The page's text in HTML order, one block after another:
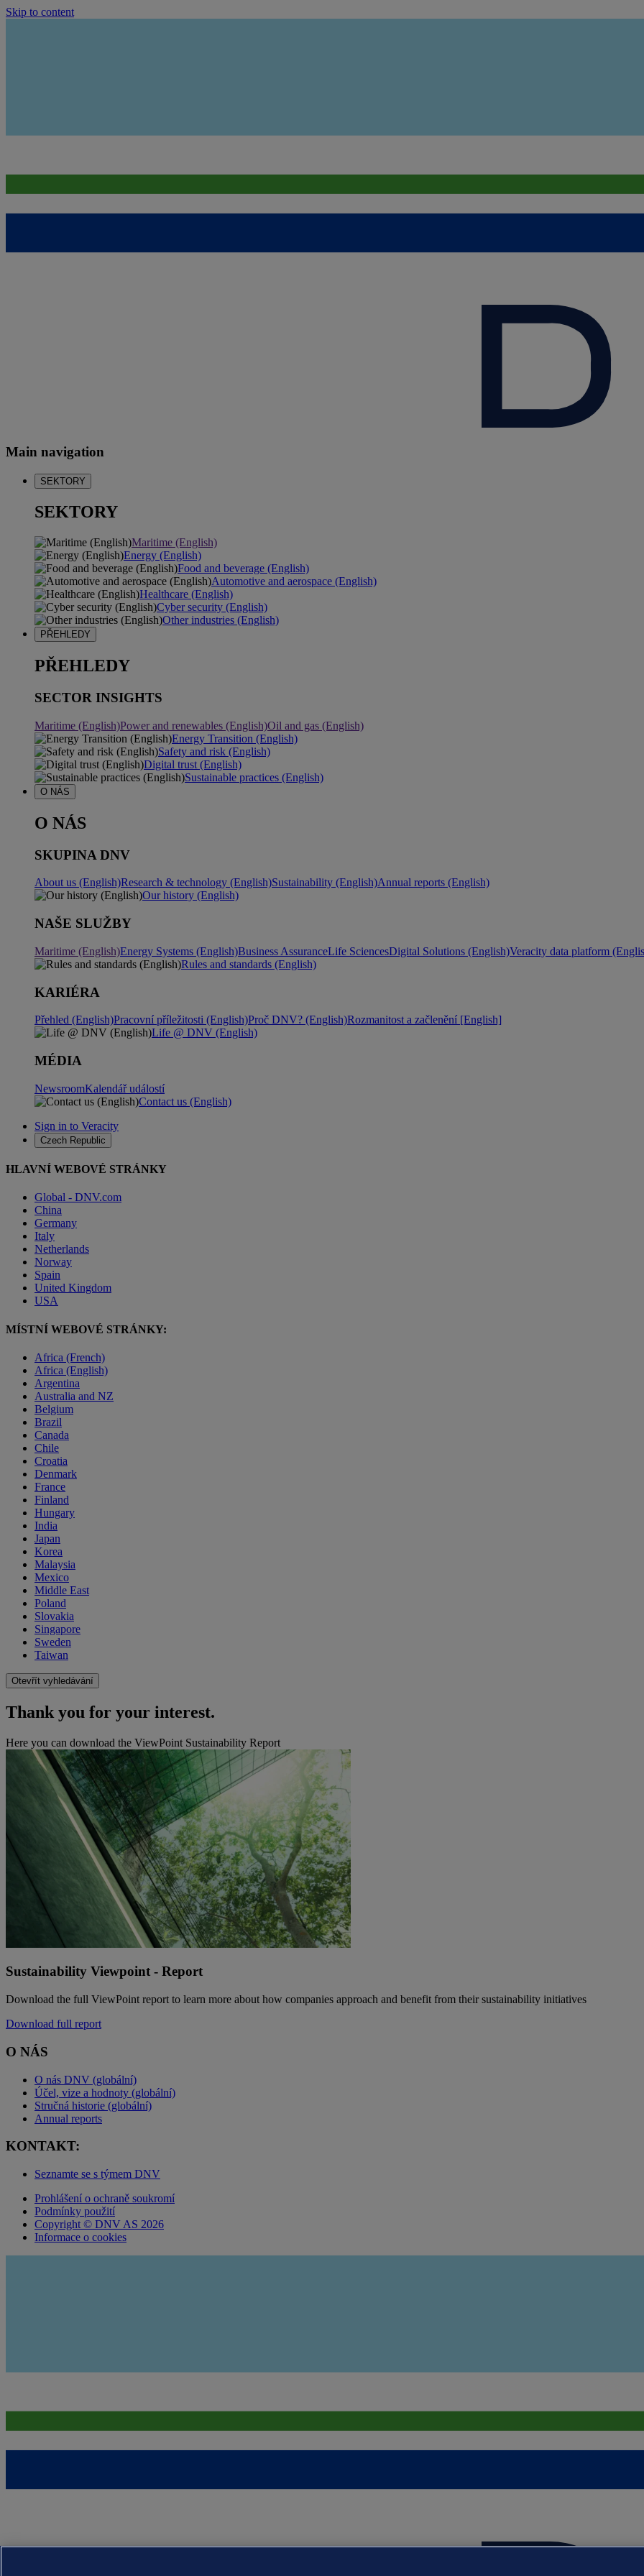
Skip to content
Main navigation
SEKTORY
SEKTORY
Maritime (English)
Energy (English)
Food and beverage (English)
Automotive and aerospace (English)
Healthcare (English)
Cyber security (English)
Other industries (English)
PŘEHLEDY
PŘEHLEDY
SECTOR INSIGHTS
Maritime (English)Power and renewables (English)Oil and gas (English)
Energy Transition (English)
Safety and risk (English)
Digital trust (English)
Sustainable practices (English)
O NÁS
O NÁS
SKUPINA DNV
About us (English)Research & technology (English)Sustainability (English)Annual reports (English)
Our history (English)
NAŠE SLUŽBY
Maritime (English)Energy Systems (English)Business AssuranceLife SciencesDigital Solutions (English)Veracity data platform
Rules and standards (English)
KARIÉRA
Přehled (English)Pracovní příležitosti (English)Proč DNV? (English)Rozmanitost a začlenění [English]
Life @ DNV (English)
MÉDIA
NewsroomKalendář událostí
Contact us (English)
Sign in to Veracity
Czech Republic
HLAVNÍ WEBOVÉ STRÁNKY
Global - DNV.com
China
Germany
Italy
Netherlands
Norway
Spain
United Kingdom
USA
MÍSTNÍ WEBOVÉ STRÁNKY:
Africa (French)
Africa (English)
Argentina
Australia and NZ
Belgium
Brazil
Canada
Chile
Croatia
Denmark
France
Finland
Hungary
India
Japan
Korea
Malaysia
Mexico
Middle East
Poland
Slovakia
Singapore
Sweden
Taiwan
Otevřít vyhledávání
Thank you for your interest.
Here you can download the ViewPoint Sustainability Report
Sustainability Viewpoint - Report
Download the full ViewPoint report to learn more about how companies approach and benefit from their sustainability initiatives
Download full report
O NÁS
O nás DNV (globální)
Účel, vize a hodnoty (globální)
Stručná historie (globální)
Annual reports
KONTAKT:
Seznamte se s týmem DNV
Prohlášení o ochraně soukromí
Podmínky použití
Copyright © DNV AS 2026
Informace o cookies